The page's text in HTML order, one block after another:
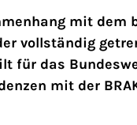
mit dem
vollständig
für das
mit der